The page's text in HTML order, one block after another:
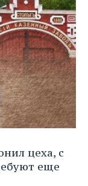
цеха, с
еще